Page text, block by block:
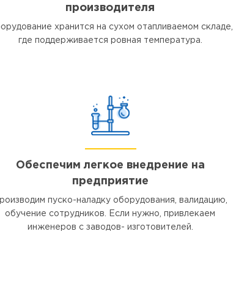
производителя
хранится на сухом отапливаемом складе,
где поддерживается ровная температура.
Обеспечим легкое внедрение на
предприятие
пуско-наладку оборудования, валидацию,
обучение сотрудников. Если нужно, привлекаем
инженеров с заводов- изготовителей.